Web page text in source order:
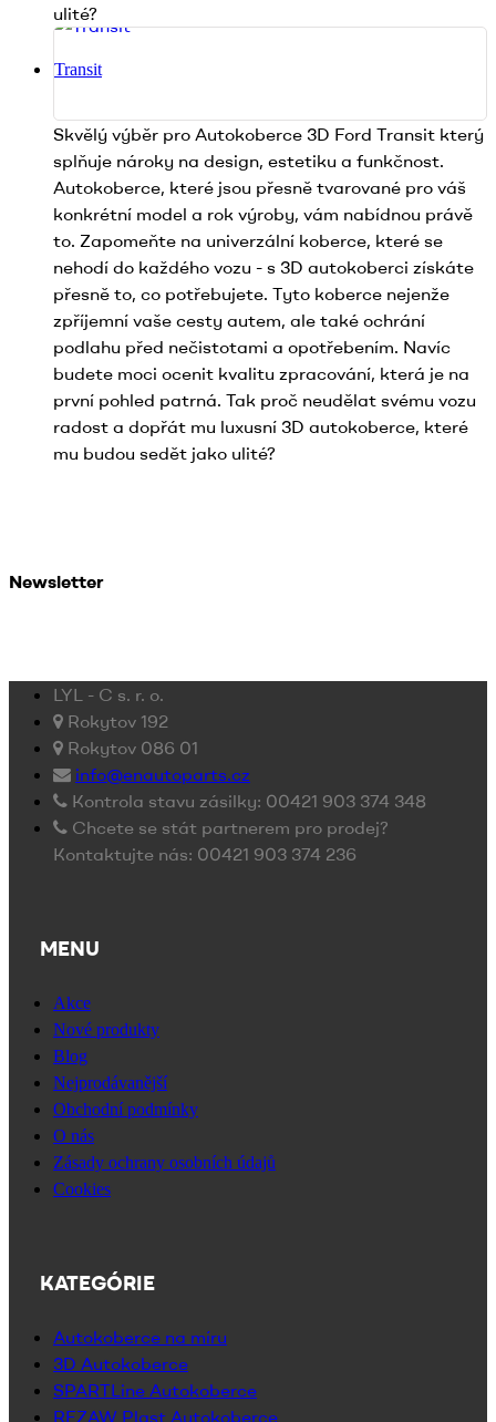
ulité?
Transit
Skvělý výběr pro Autokoberce 3D Ford Transit který
splňuje nároky na design, estetiku a funkčnost.
Autokoberce, které jsou přesně tvarované pro váš
konkrétní model a rok výroby, vám nabídnou právě
to. Zapomeňte na univerzální koberce, které se
nehodí do každého vozu - s 3D autokoberci získáte
přesně to, co potřebujete. Tyto koberce nejenže
zpříjemní vaše cesty autem, ale také ochrání
podlahu před nečistotami a opotřebením. Navíc
budete moci ocenit kvalitu zpracování, která je na
první pohled patrná. Tak proč neudělat svému vozu
radost a dopřát mu luxusní 3D autokoberce, které
mu budou sedět jako ulité?
Newsletter
LYL - C s. r. o.
Rokytov 192
Rokytov 086 01
info@enautoparts.cz
Kontrola stavu zásilky: 00421 903 374 348
Chcete se stát partnerem pro prodej?
Kontaktujte nás: 00421 903 374 236
MENU
Akce
Nové produkty
Blog
Nejprodávanější
Obchodní podmínky
O nás
Zásady ochrany osobních údajů
Cookies
KATEGÓRIE
Autokoberce na míru
3D Autokoberce
SPARTLine Autokoberce
REZAW Plast Autokoberce